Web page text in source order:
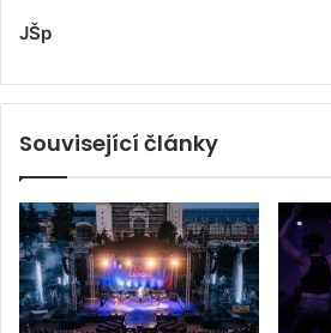
JŠp
Související články